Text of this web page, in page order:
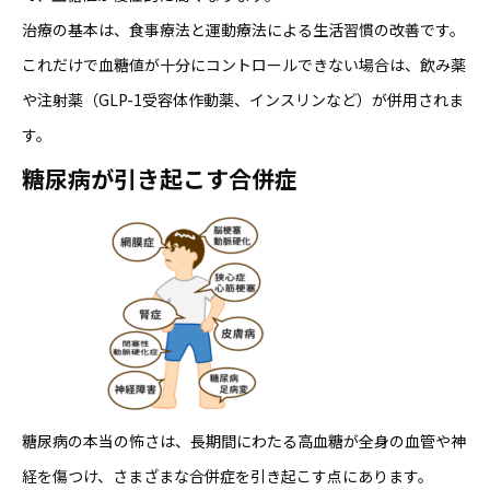
治療の基本は、食事療法と運動療法による生活習慣の改善です。
これだけで血糖値が十分にコントロールできない場合は、飲み薬
や注射薬（GLP-1受容体作動薬、インスリンなど）が併用されま
す。
糖尿病が引き起こす合併症
糖尿病の本当の怖さは、長期間にわたる高血糖が全身の血管や神
経を傷つけ、さまざまな合併症を引き起こす点にあります。